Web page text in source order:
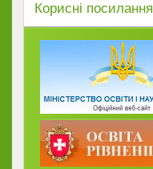
Корисні посилання